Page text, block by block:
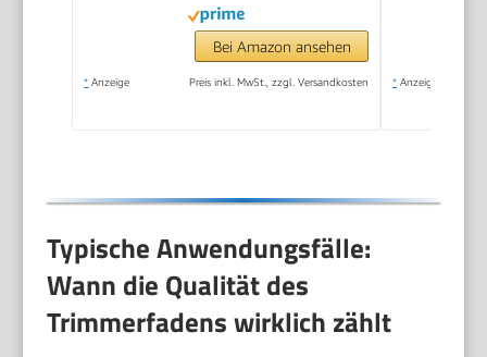
Bei Amazon ansehen
* Anzeige Preis inkl. MwSt., zzgl. Versandkosten * Anzeige
Typische Anwendungsfälle:
Wann die Qualität des
Trimmerfadens wirklich zählt